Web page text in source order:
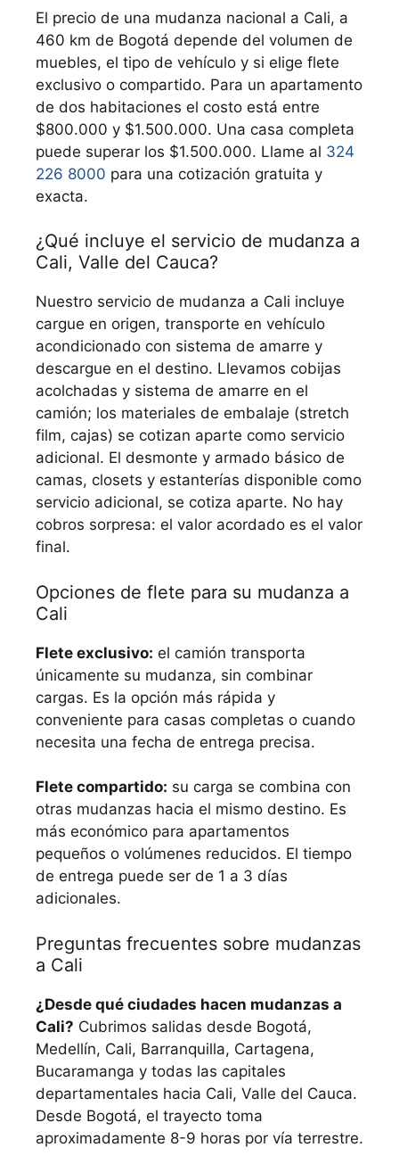
El precio de una mudanza nacional a Cali, a
460 km de Bogotá depende del volumen de
muebles, el tipo de vehículo y si elige flete
exclusivo o compartido. Para un apartamento
de dos habitaciones el costo está entre
$800.000 y $1.500.000. Una casa completa
puede superar los $1.500.000. Llame al 324
226 8000 para una cotización gratuita y
exacta.
¿Qué incluye el servicio de mudanza a
Cali, Valle del Cauca?
Nuestro servicio de mudanza a Cali incluye
cargue en origen, transporte en vehículo
acondicionado con sistema de amarre y
descargue en el destino. Llevamos cobijas
acolchadas y sistema de amarre en el
camión; los materiales de embalaje (stretch
film, cajas) se cotizan aparte como servicio
adicional. El desmonte y armado básico de
camas, closets y estanterías disponible como
servicio adicional, se cotiza aparte. No hay
cobros sorpresa: el valor acordado es el valor
final.
Opciones de flete para su mudanza a
Cali
Flete exclusivo: el camión transporta
únicamente su mudanza, sin combinar
cargas. Es la opción más rápida y
conveniente para casas completas o cuando
necesita una fecha de entrega precisa.
Flete compartido: su carga se combina con
otras mudanzas hacia el mismo destino. Es
más económico para apartamentos
pequeños o volúmenes reducidos. El tiempo
de entrega puede ser de 1 a 3 días
adicionales.
Preguntas frecuentes sobre mudanzas
a Cali
¿Desde qué ciudades hacen mudanzas a
Cali? Cubrimos salidas desde Bogotá,
Medellín, Cali, Barranquilla, Cartagena,
Bucaramanga y todas las capitales
departamentales hacia Cali, Valle del Cauca.
Desde Bogotá, el trayecto toma
aproximadamente 8-9 horas por vía terrestre.